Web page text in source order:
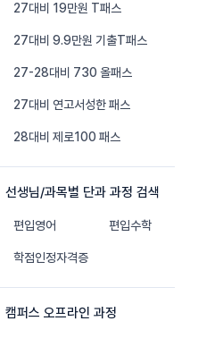
27대비 19만원 T패스
27대비 9.9만원 기출T패스
27-28대비 730 올패스
27대비 연고서성한 패스
28대비 제로100 패스
선생님/과목별 단과 과정 검색
편입영어 편입수학
학점인정자격증
캠퍼스 오프라인 과정